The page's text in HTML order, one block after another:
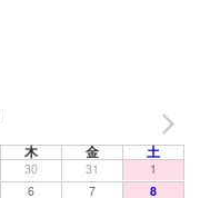
木 金 土
30 31
1
6 7 8